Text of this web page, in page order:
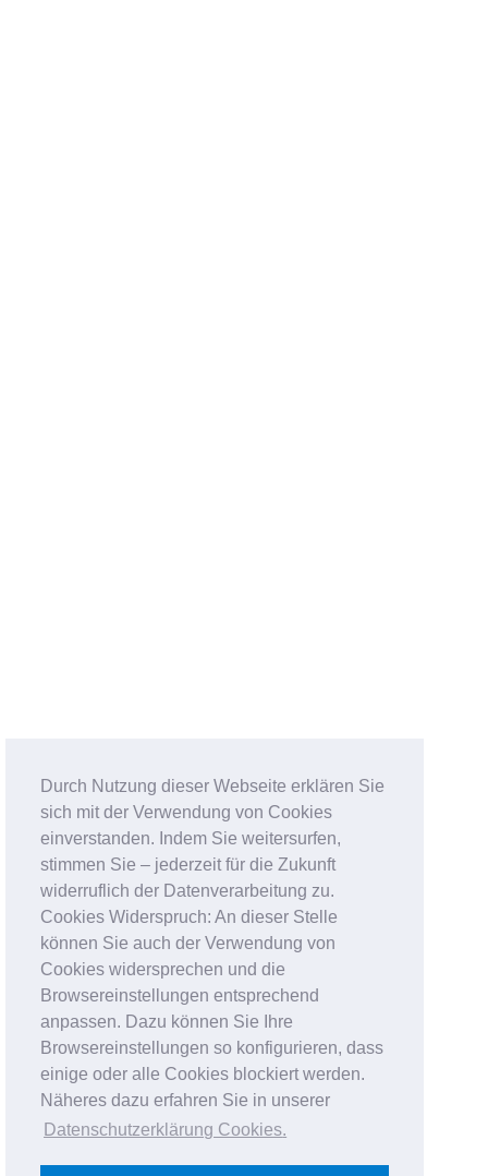
Durch Nutzung dieser Webseite erklären Sie
sich mit der Verwendung von Cookies
einverstanden. Indem Sie weitersurfen,
stimmen Sie – jederzeit für die Zukunft
widerruflich der Datenverarbeitung zu.
Cookies Widerspruch: An dieser Stelle
können Sie auch der Verwendung von
Cookies widersprechen und die
Browsereinstellungen entsprechend
anpassen. Dazu können Sie Ihre
Browsereinstellungen so konfigurieren, dass
einige oder alle Cookies blockiert werden.
Näheres dazu erfahren Sie in unserer
Datenschutzerklärung Cookies.